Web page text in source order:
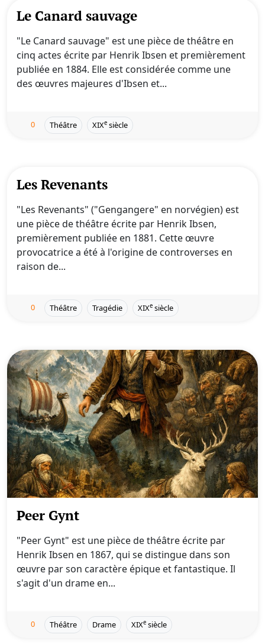
Le Canard sauvage
"Le Canard sauvage" est une pièce de théâtre en
cinq actes écrite par Henrik Ibsen et premièrement
publiée en 1884. Elle est considérée comme une
des œuvres majeures d'Ibsen et...
0 Théâtre XIXe siècle
Les Revenants
"Les Revenants" ("Gengangere" en norvégien) est
une pièce de théâtre écrite par Henrik Ibsen,
premièrement publiée en 1881. Cette œuvre
provocatrice a été à l'origine de controverses en
raison de...
0 Théâtre Tragédie XIXe siècle
Peer Gynt
"Peer Gynt" est une pièce de théâtre écrite par
Henrik Ibsen en 1867, qui se distingue dans son
œuvre par son caractère épique et fantastique. Il
s'agit d'un drame en...
0 Théâtre Drame XIXe siècle